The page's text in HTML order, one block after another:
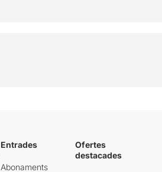
Entrades
Abonaments
Ofertes
destacades